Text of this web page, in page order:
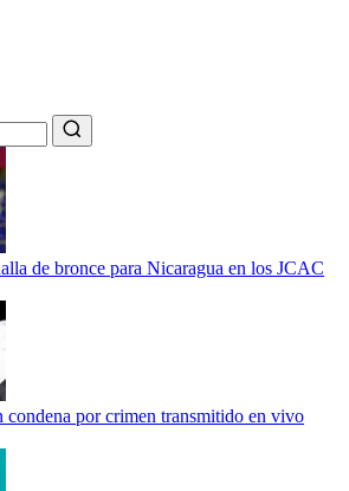
de bronce para Nicaragua en los JCAC
condena por crimen transmitido en vivo